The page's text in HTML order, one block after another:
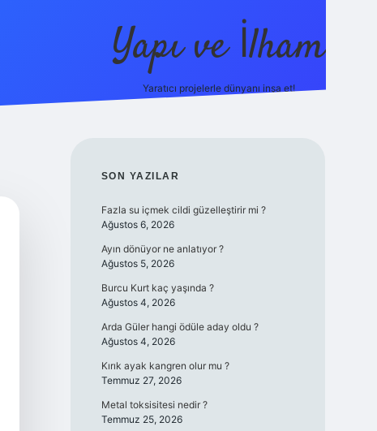
Yapı ve İlham
Yaratıcı projelerle dünyanı inşa et!
SIDEBAR
SON YAZILAR
Fazla su içmek cildi güzelleştirir mi ?
Ağustos 6, 2026
Ayın dönüyor ne anlatıyor ?
Ağustos 5, 2026
Burcu Kurt kaç yaşında ?
Ağustos 4, 2026
Arda Güler hangi ödüle aday oldu ?
Ağustos 4, 2026
Kırık ayak kangren olur mu ?
Temmuz 27, 2026
Metal toksisitesi nedir ?
Temmuz 25, 2026